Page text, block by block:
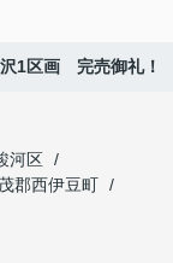
沢1区画 完売御礼！
河区
郡西伊豆町